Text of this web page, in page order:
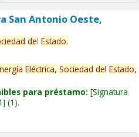
San Antonio Oeste,
del Estado.
Eléctrica, Sociedad del Estado,
para préstamo: Signatura
(1).